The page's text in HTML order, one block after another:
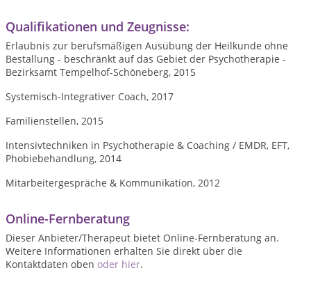
Qualifikationen und Zeugnisse:
Erlaubnis zur berufsmäßigen Ausübung der Heilkunde ohne
Bestallung - beschränkt auf das Gebiet der Psychotherapie -
Bezirksamt Tempelhof-Schöneberg, 2015
Systemisch-Integrativer Coach, 2017
Familienstellen, 2015
Intensivtechniken in Psychotherapie & Coaching / EMDR, EFT,
Phobiebehandlung, 2014
Mitarbeitergespräche & Kommunikation, 2012
Online-Fernberatung
Dieser Anbieter/Therapeut bietet Online-Fernberatung an.
Weitere Informationen erhalten Sie direkt über die
Kontaktdaten oben oder hier.